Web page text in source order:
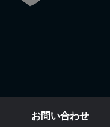
お問い合わせ